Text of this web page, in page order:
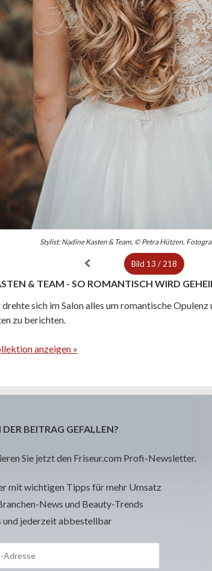
Stylist: Nadine Kasten & Team, © Petra Hützen,
Bild 13 / 218
& TEAM - SO ROMANTISCH WIRD
drehte sich im Salon alles um romantische
zu berichten.
anzeigen »
BEITRAG GEFALLEN?
Sie jetzt den Friseur.com Profi-Newsletter.
mit wichtigen Tipps für mehr Umsatz
News und Beauty-Trends
und jederzeit abbestellbar